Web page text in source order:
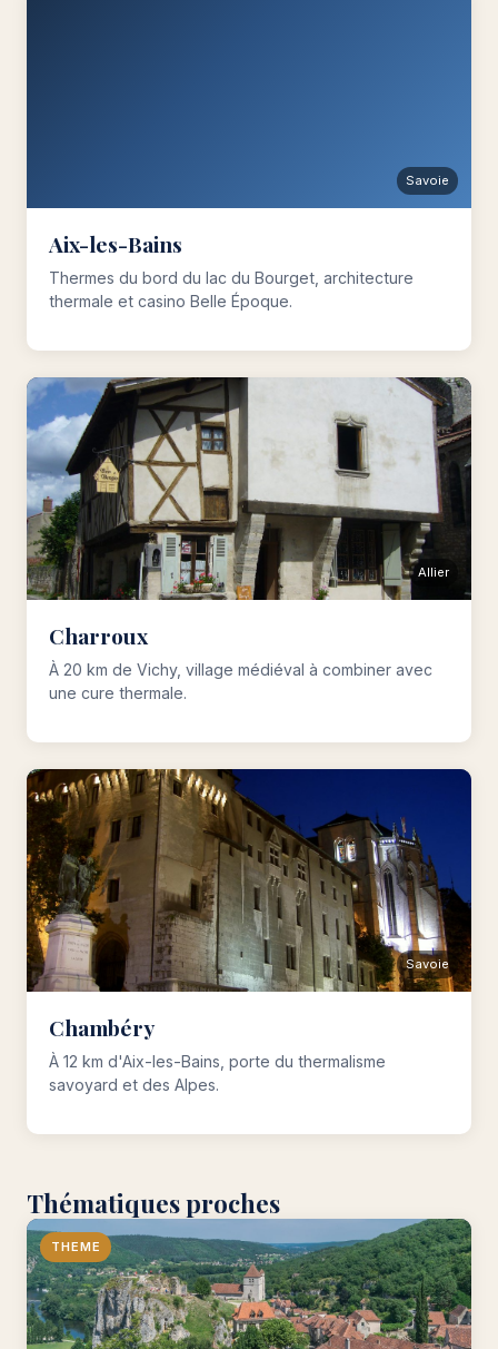
Savoie
Aix-les-Bains
Thermes du bord du lac du Bourget, architecture
thermale et casino Belle Époque.
Allier
Charroux
À 20 km de Vichy, village médiéval à combiner avec
une cure thermale.
Savoie
Chambéry
À 12 km d'Aix-les-Bains, porte du thermalisme
savoyard et des Alpes.
Thématiques proches
THEME